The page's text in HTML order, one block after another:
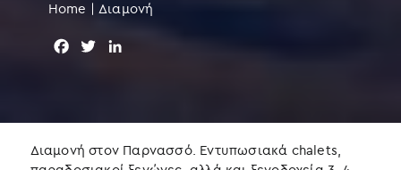
Home | Διαμονή
b
o
o
t
e
r
e
d
Διαμονή στον Παρνασσό. Εντυπωσιακά chalets,